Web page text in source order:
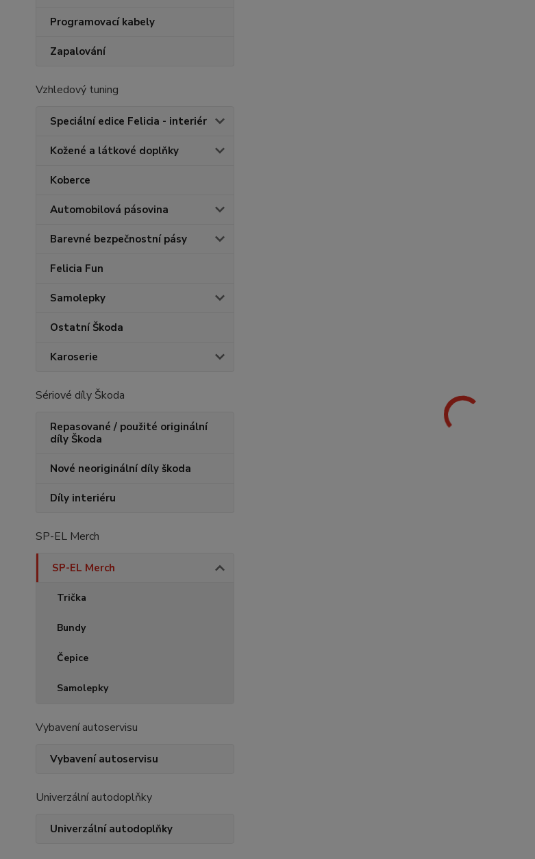
Programovací kabely
Zapalování
Vzhledový tuning
Speciální edice Felicia - interiér
Kožené a látkové doplňky
Koberce
Automobilová pásovina
Barevné bezpečnostní pásy
Felicia Fun
Samolepky
Ostatní Škoda
Karoserie
Sériové díly Škoda
Repasované / použité originální
díly Škoda
Nové neoriginální díly škoda
Díly interiéru
SP-EL Merch
SP-EL Merch
Trička
Bundy
Čepice
Samolepky
Vybavení autoservisu
Vybavení autoservisu
Univerzální autodoplňky
Univerzální autodoplňky